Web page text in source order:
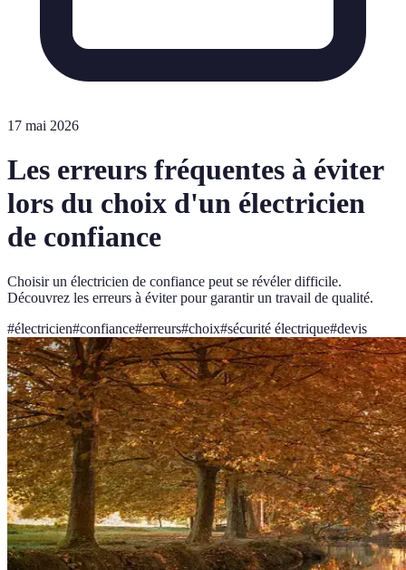
17 mai 2026
Les erreurs fréquentes à éviter
lors du choix d'un électricien
de confiance
Choisir un électricien de confiance peut se révéler difficile.
Découvrez les erreurs à éviter pour garantir un travail de qualité.
#électricien#confiance#erreurs#choix#sécurité électrique#devis